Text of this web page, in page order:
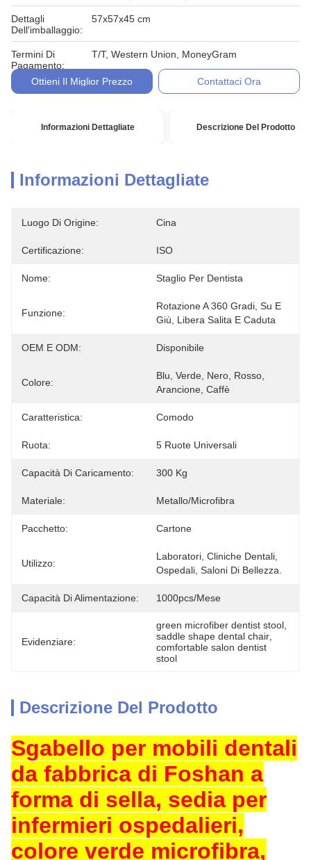
Dettagli
Dell'imballaggio:
57x57x45 cm
Termini Di
Pagamento:
T/T, Western Union, MoneyGram
Ottieni Il Miglior Prezzo Contattaci Ora
Informazioni Dettagliate Descrizione Del Prodotto
Informazioni Dettagliate
Luogo Di Origine: Cina
Certificazione: ISO
Nome: Staglio Per Dentista
Funzione:
Rotazione A 360 Gradi, Su E
Giù, Libera Salita E Caduta
OEM E ODM: Disponibile
Colore:
Blu, Verde, Nero, Rosso,
Arancione, Caffè
Caratteristica: Comodo
Ruota: 5 Ruote Universali
Capacità Di Caricamento: 300 Kg
Materiale: Metallo/microfibra
Pacchetto: Cartone
Utilizzo:
Laboratori, Cliniche Dentali,
Ospedali, Saloni Di Bellezza.
Capacità Di Alimentazione: 1000pcs/mese
Evidenziare:
green microfiber dentist stool
saddle shape dental chair
comfortable salon dentist
stool
Descrizione Del Prodotto
Sgabello per mobili dentali
da fabbrica di Foshan a
forma di sella, sedia per
infermieri ospedalieri,
colore verde microfibra,